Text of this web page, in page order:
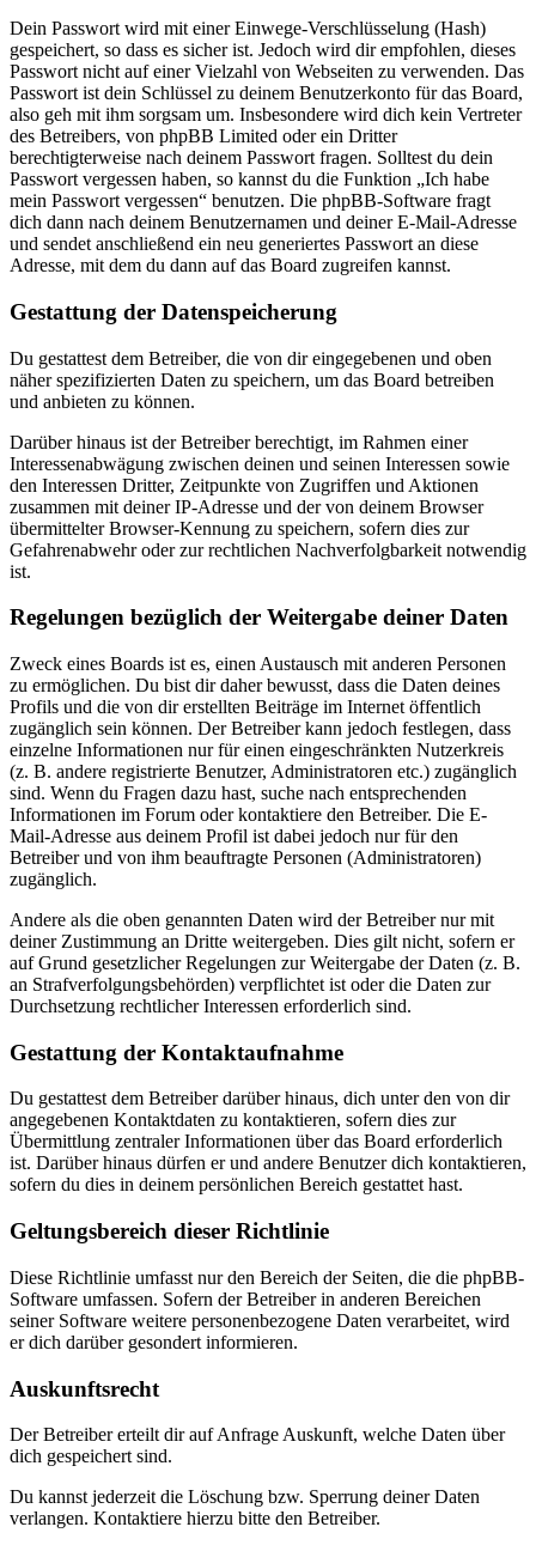
Dein Passwort wird mit einer Einwege-Verschlüsselung (Hash)
gespeichert, so dass es sicher ist. Jedoch wird dir empfohlen, dieses
Passwort nicht auf einer Vielzahl von Webseiten zu verwenden. Das
Passwort ist dein Schlüssel zu deinem Benutzerkonto für das Board,
also geh mit ihm sorgsam um. Insbesondere wird dich kein Vertreter
des Betreibers, von phpBB Limited oder ein Dritter
berechtigterweise nach deinem Passwort fragen. Solltest du dein
Passwort vergessen haben, so kannst du die Funktion „Ich habe
mein Passwort vergessen“ benutzen. Die phpBB-Software fragt
dich dann nach deinem Benutzernamen und deiner E-Mail-Adresse
und sendet anschließend ein neu generiertes Passwort an diese
Adresse, mit dem du dann auf das Board zugreifen kannst.
Gestattung der Datenspeicherung
Du gestattest dem Betreiber, die von dir eingegebenen und oben
näher spezifizierten Daten zu speichern, um das Board betreiben
und anbieten zu können.
Darüber hinaus ist der Betreiber berechtigt, im Rahmen einer
Interessenabwägung zwischen deinen und seinen Interessen sowie
den Interessen Dritter, Zeitpunkte von Zugriffen und Aktionen
zusammen mit deiner IP-Adresse und der von deinem Browser
übermittelter Browser-Kennung zu speichern, sofern dies zur
Gefahrenabwehr oder zur rechtlichen Nachverfolgbarkeit notwendig
ist.
Regelungen bezüglich der Weitergabe deiner Daten
Zweck eines Boards ist es, einen Austausch mit anderen Personen
zu ermöglichen. Du bist dir daher bewusst, dass die Daten deines
Profils und die von dir erstellten Beiträge im Internet öffentlich
zugänglich sein können. Der Betreiber kann jedoch festlegen, dass
einzelne Informationen nur für einen eingeschränkten Nutzerkreis
(z. B. andere registrierte Benutzer, Administratoren etc.) zugänglich
sind. Wenn du Fragen dazu hast, suche nach entsprechenden
Informationen im Forum oder kontaktiere den Betreiber. Die E-
Mail-Adresse aus deinem Profil ist dabei jedoch nur für den
Betreiber und von ihm beauftragte Personen (Administratoren)
zugänglich.
Andere als die oben genannten Daten wird der Betreiber nur mit
deiner Zustimmung an Dritte weitergeben. Dies gilt nicht, sofern er
auf Grund gesetzlicher Regelungen zur Weitergabe der Daten (z. B.
an Strafverfolgungsbehörden) verpflichtet ist oder die Daten zur
Durchsetzung rechtlicher Interessen erforderlich sind.
Gestattung der Kontaktaufnahme
Du gestattest dem Betreiber darüber hinaus, dich unter den von dir
angegebenen Kontaktdaten zu kontaktieren, sofern dies zur
Übermittlung zentraler Informationen über das Board erforderlich
ist. Darüber hinaus dürfen er und andere Benutzer dich kontaktieren,
sofern du dies in deinem persönlichen Bereich gestattet hast.
Geltungsbereich dieser Richtlinie
Diese Richtlinie umfasst nur den Bereich der Seiten, die die phpBB-
Software umfassen. Sofern der Betreiber in anderen Bereichen
seiner Software weitere personenbezogene Daten verarbeitet, wird
er dich darüber gesondert informieren.
Auskunftsrecht
Der Betreiber erteilt dir auf Anfrage Auskunft, welche Daten über
dich gespeichert sind.
Du kannst jederzeit die Löschung bzw. Sperrung deiner Daten
verlangen. Kontaktiere hierzu bitte den Betreiber.